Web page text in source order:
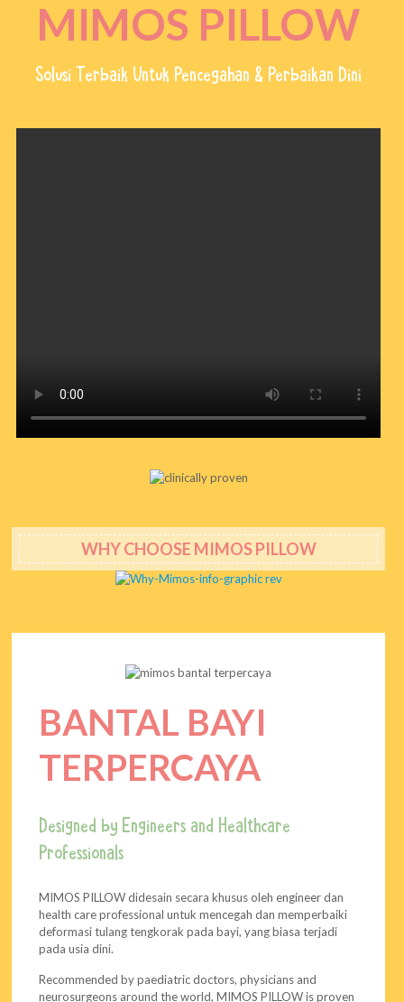
MIMOS PILLOW
Solusi Terbaik Untuk Pencegahan & Perbaikan Dini
WHY CHOOSE MIMOS PILLOW
BANTAL BAYI
TERPERCAYA
Designed by Engineers and Healthcare
Professionals
MIMOS PILLOW didesain secara khusus oleh engineer dan
health care professional untuk mencegah dan memperbaiki
deformasi tulang tengkorak pada bayi, yang biasa terjadi
pada usia dini.
Recommended by paediatric doctors, physicians and
neurosurgeons around the world, MIMOS PILLOW is proven